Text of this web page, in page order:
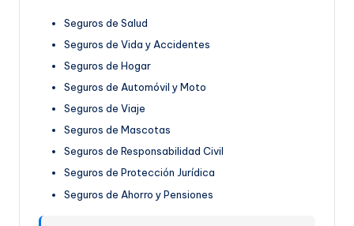
Seguros de Salud
Seguros de Vida y Accidentes
Seguros de Hogar
Seguros de Automóvil y Moto
Seguros de Viaje
Seguros de Mascotas
Seguros de Responsabilidad Civil
Seguros de Protección Jurídica
Seguros de Ahorro y Pensiones